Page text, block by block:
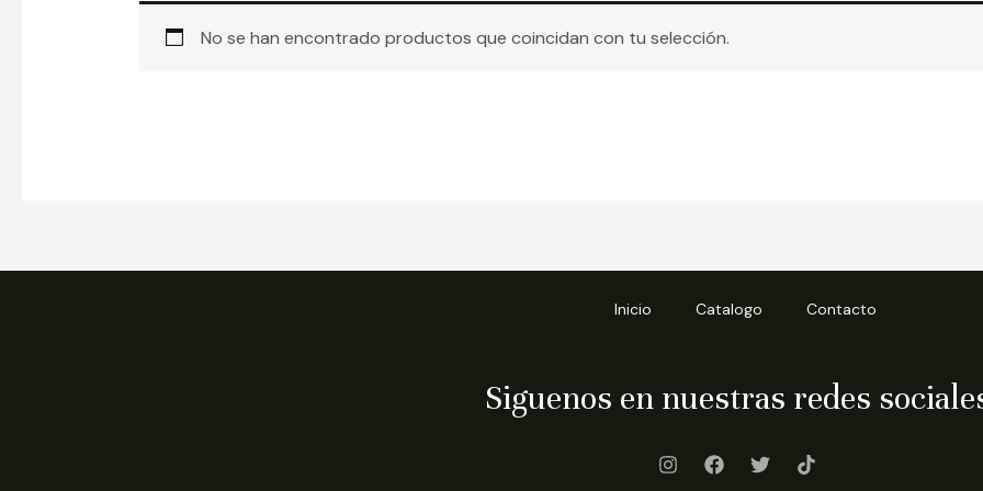
No se han encontrado productos que coincidan con tu selección.
Inicio Catalogo Contacto
Siguenos en nuestras redes